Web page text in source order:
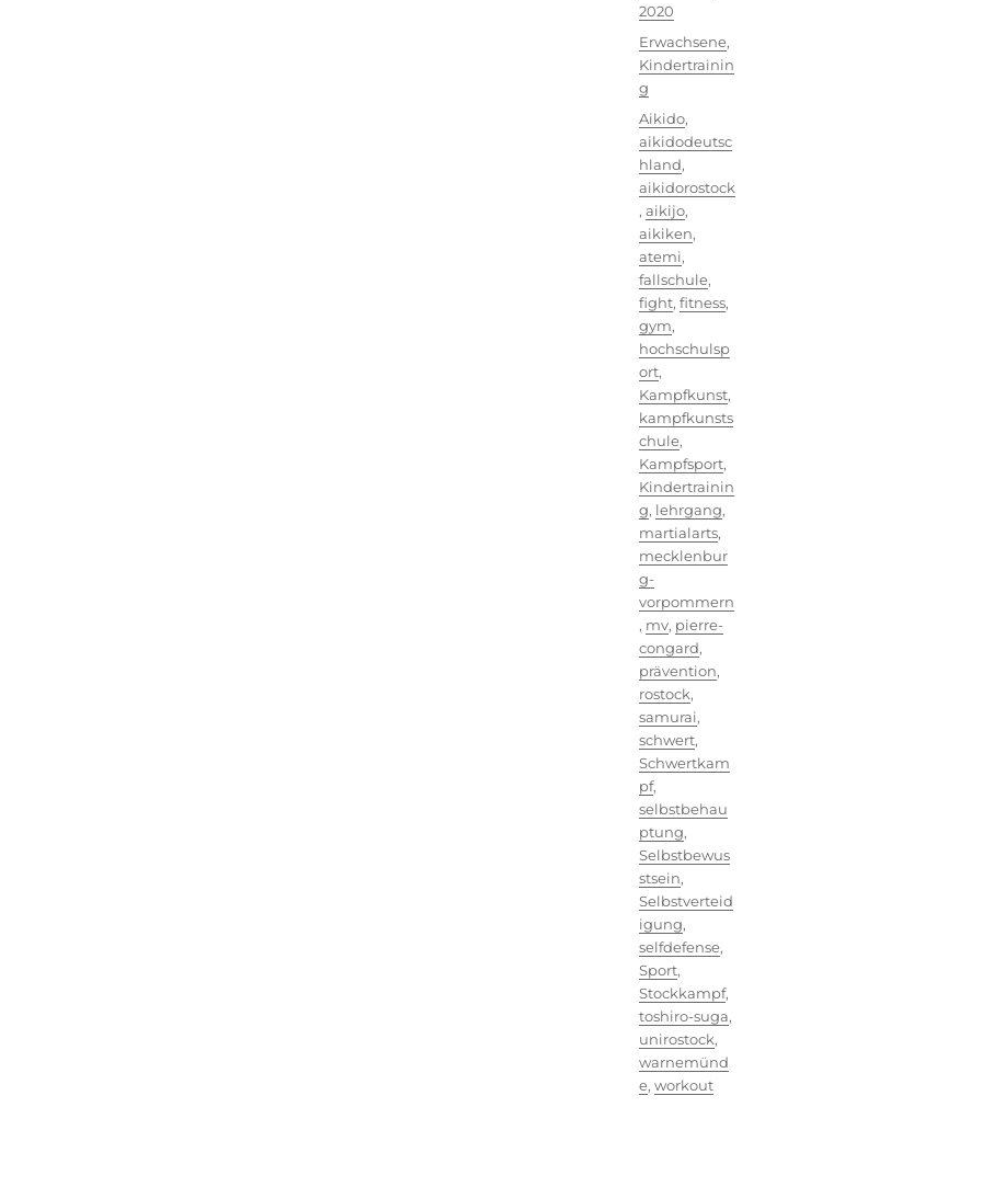
am
2020
Kategorien
Erwachsene,
Kindertrainin
g
Schlagwörter
Aikido,
aikidodeutsc
hland,
aikidorostock
,aikijo,
aikiken,
atemi,
fallschule,
fight,fitness,
gym,
hochschulsp
ort,
Kampfkunst,
kampfkunsts
chule,
Kampfsport,
Kindertrainin
g, lehrgang,
martialarts,
mecklenbur
g-
vorpommern
, mv, pierre-
congard,
prävention,
rostock,
samurai,
schwert,
Schwertkam
pf,
selbstbehau
ptung,
Selbstbewus
stsein,
Selbstverteid
igung,
selfdefense,
Sport,
Stockkampf,
toshiro-suga,
unirostock,
warnemünd
e,workout